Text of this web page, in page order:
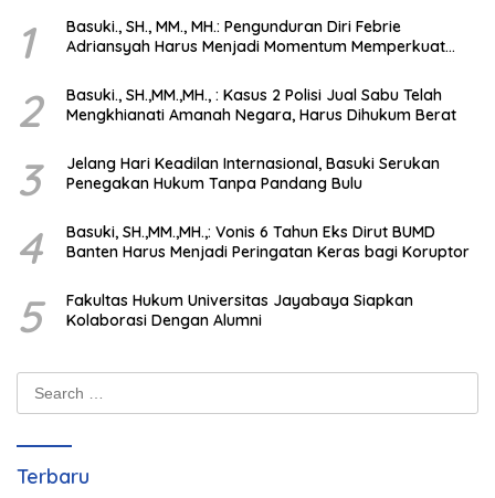
1
Basuki., SH., MM., MH.: Pengunduran Diri Febrie
Adriansyah Harus Menjadi Momentum Memperkuat
2
Basuki., SH.,MM.,MH., : Kasus 2 Polisi Jual Sabu Telah
Mengkhianati Amanah Negara, Harus Dihukum Berat
3
Jelang Hari Keadilan Internasional, Basuki Serukan
Penegakan Hukum Tanpa Pandang Bulu
4
Basuki, SH.,MM.,MH.,: Vonis 6 Tahun Eks Dirut BUMD
Banten Harus Menjadi Peringatan Keras bagi Koruptor
5
Fakultas Hukum Universitas Jayabaya Siapkan
Kolaborasi Dengan Alumni
Terbaru